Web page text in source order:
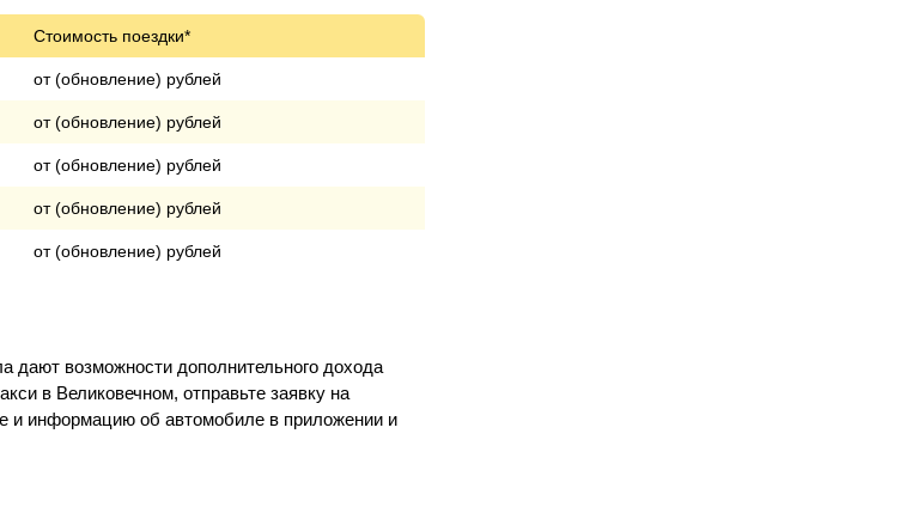
Стоимость поездки*
от (обновление) рублей
от (обновление) рублей
от (обновление) рублей
от (обновление) рублей
от (обновление) рублей
дают возможности дополнительного дохода
в Великовечном, отправьте заявку на
и информацию об автомобиле в приложении и